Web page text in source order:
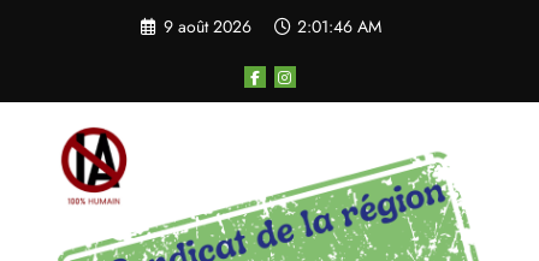
9 août 2026 2:01:46 AM